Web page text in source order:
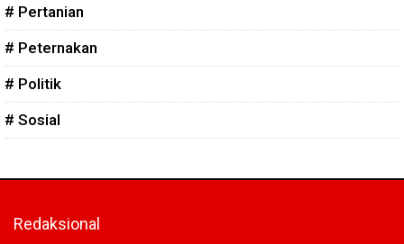
# Pertanian
# Peternakan
# Politik
# Sosial
Redaksional